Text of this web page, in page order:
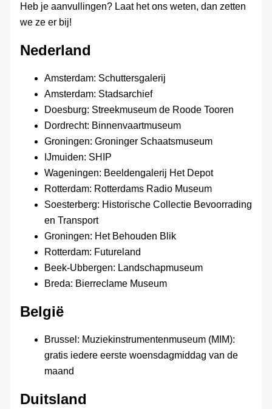
Heb je aanvullingen? Laat het ons weten, dan zetten
we ze er bij!
Nederland
Amsterdam: Schuttersgalerij
Amsterdam: Stadsarchief
Doesburg: Streekmuseum de Roode Tooren
Dordrecht: Binnenvaartmuseum
Groningen: Groninger Schaatsmuseum
IJmuiden: SHIP
Wageningen: Beeldengalerij Het Depot
Rotterdam: Rotterdams Radio Museum
Soesterberg: Historische Collectie Bevoorrading
en Transport
Groningen: Het Behouden Blik
Rotterdam: Futureland
Beek-Ubbergen: Landschapmuseum
Breda: Bierreclame Museum
België
Brussel: Muziekinstrumentenmuseum (MIM):
gratis iedere eerste woensdagmiddag van de
maand
Duitsland